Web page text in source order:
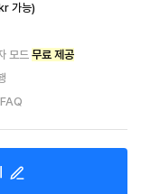
가능)
모드 무료 제공